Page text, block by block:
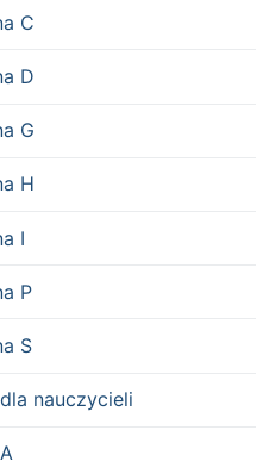
C
D
G
H
I
P
S
nauczycieli